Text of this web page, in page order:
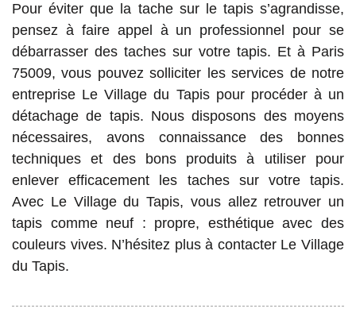
Pour éviter que la tache sur le tapis s’agrandisse,
pensez à faire appel à un professionnel pour se
débarrasser des taches sur votre tapis. Et à Paris
75009, vous pouvez solliciter les services de notre
entreprise Le Village du Tapis pour procéder à un
détachage de tapis. Nous disposons des moyens
nécessaires, avons connaissance des bonnes
techniques et des bons produits à utiliser pour
enlever efficacement les taches sur votre tapis.
Avec Le Village du Tapis, vous allez retrouver un
tapis comme neuf : propre, esthétique avec des
couleurs vives. N’hésitez plus à contacter Le Village
du Tapis.